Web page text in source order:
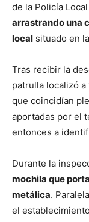
de la Policía
arrastrando una
local situado en
Tras recibir la
patrulla localizó
que coincidían
aportadas por el
entonces a
Durante la
mochila que
metálica.
el